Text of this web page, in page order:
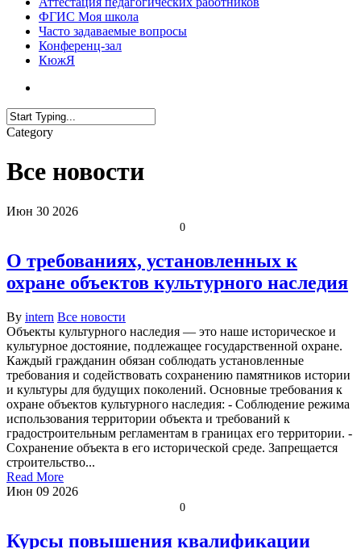
ФГИС Моя школа
Часто задаваемые вопросы
Конференц-зал
КюжЯ
Category
Все новости
Июн 30 2026
0
О требованиях, установленных к
охране объектов культурного наследия
By intern Все новости
Объекты культурного наследия — это наше историческое и
культурное достояние, подлежащее государственной охране.
Каждый гражданин обязан соблюдать установленные
требования и содействовать сохранению памятников истории
и культуры для будущих поколений. Основные требования к
охране объектов культурного наследия: - Соблюдение режима
использования территории объекта и требований к
градостроительным регламентам в границах его территории. -
Сохранение объекта в его исторической среде. Запрещается
строительство...
Read More
Июн 09 2026
0
Курсы повышения квалификации